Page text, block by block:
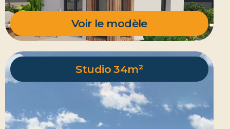
Voir le modèle
Studio 34m²